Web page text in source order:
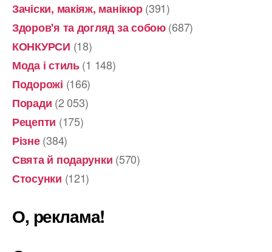
Зачіски, макіяж, манікюр(391)
Здоров'я та догляд за собою(687)
КОНКУРСИ (18)
Мода і стиль(1 148)
Подорожі (166)
Поради (2 053)
Рецепти (175)
Різне(384)
Свята й подарунки (570)
Стосунки (121)
О, реклама!